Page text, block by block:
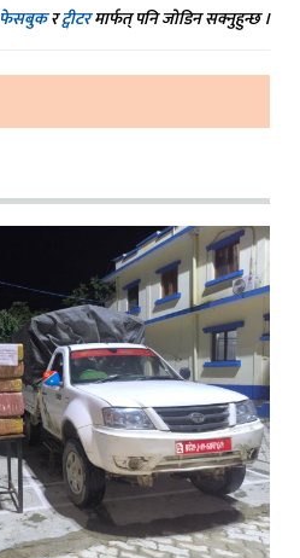
फेसबुकरट्वीटरमार्फत् पनि जोडिन सक्नुहुन्छ ।